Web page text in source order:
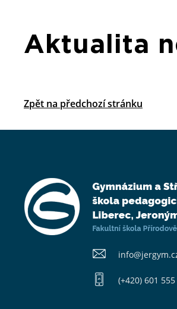
Aktualita
Zpět na předchozí stránku
(+420) 601